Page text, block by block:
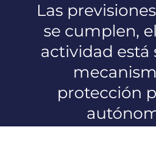
Las
se cumplen,
actividad está
protección